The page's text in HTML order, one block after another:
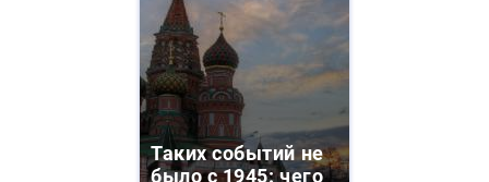
Таких событий не
было с 1945: чего